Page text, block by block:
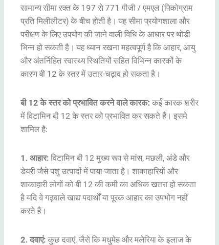
सामान्य सीमा रक्त के 197 से 771 पीजी / एमएल (पिकोग्राम
प्रति मिलीलीटर) के बीच होती है। यह सीमा प्रयोगशाला और
परीक्षण के लिए उपयोग की जाने वाली विधि के आधार पर थोड़ी
भिन्न हो सकती है। यह ध्यान रखना महत्वपूर्ण है कि आहार, आयु
और अंतर्निहित स्वास्थ्य स्थितियों सहित विभिन्न कारकों के
कारण बी 12 के स्तर में उतार-चढ़ाव हो सकता है।
बी 12 के स्तर को प्रभावित करने वाले कारक: कई कारक शरीर
में विटामिन बी 12 के स्तर को प्रभावित कर सकते हैं। इसमे
शामिल है:
1. आहार: विटामिन बी 12 मुख्य रूप से मांस, मछली, अंडे और
डेयरी जैसे पशु उत्पादों में पाया जाता है। शाकाहारियों और
शाकाहारी लोगों को बी 12 की कमी का अधिक खतरा हो सकता
है यदि वे गढ़वाले खाद्य पदार्थों या पूरक आहार का उपभोग नहीं
करते हैं।
2. दवाएं: कुछ दवाएं, जैसे कि मधुमेह और मलेरिया के इलाज के